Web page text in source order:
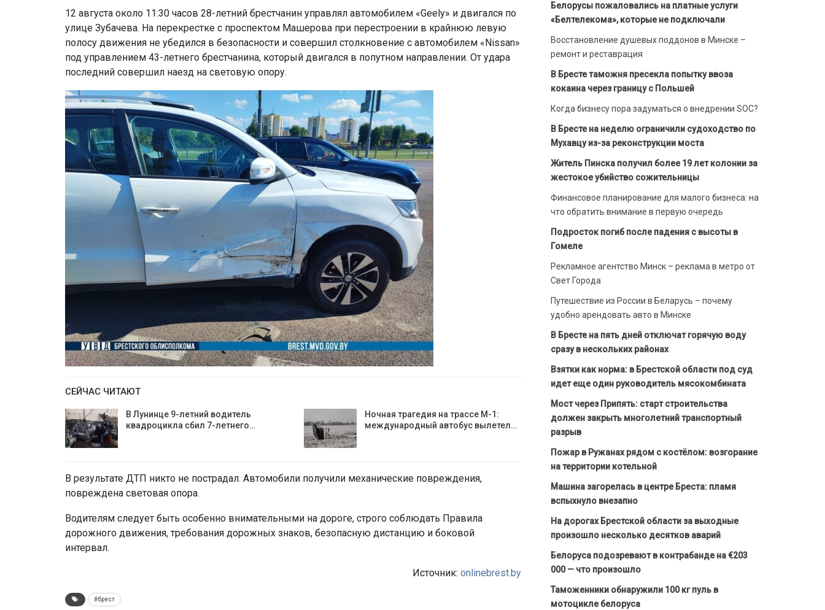
12 августа около 11:30 часов 28-летний брестчанин управлял автомобилем «Geely» и двигался по
улице Зубачева. На перекрестке с проспектом Машерова при перестроении в крайнюю левую
полосу движения не убедился в безопасности и совершил столкновение с автомобилем «Nissan»
под управлением 43-летнего брестчанина, который двигался в попутном направлении. От удара
последний совершил наезд на световую опору.
СЕЙЧАС ЧИТАЮТ
В Лунинце 9-летний водитель
квадроцикла сбил 7-летнего…
Ночная трагедия на трассе М-1:
международный автобус вылетел…
В результате ДТП никто не пострадал. Автомобили получили механические повреждения,
повреждена световая опора.
Водителям следует быть особенно внимательными на дороге, строго соблюдать Правила
дорожного движения, требования дорожных знаков, безопасную дистанцию и боковой
интервал.
Источник: onlinebrest.by
#брест
Белорусы пожаловались на платные услуги
«Белтелекома», которые не подключали
Восстановление душевых поддонов в Минске –
ремонт и реставрация
В Бресте таможня пресекла попытку ввоза
кокаина через границу с Польшей
Когда бизнесу пора задуматься о внедрении SOC?
В Бресте на неделю ограничили судоходство по
Мухавцу из-за реконструкции моста
Житель Пинска получил более 19 лет колонии за
жестокое убийство сожительницы
Финансовое планирование для малого бизнеса: на
что обратить внимание в первую очередь
Подросток погиб после падения с высоты в
Гомеле
Рекламное агентство Минск – реклама в метро от
Свет Города
Путешествие из России в Беларусь – почему
удобно арендовать авто в Минске
В Бресте на пять дней отключат горячую воду
сразу в нескольких районах
Взятки как норма: в Брестской области под суд
идет еще один руководитель мясокомбината
Мост через Припять: старт строительства
должен закрыть многолетний транспортный
разрыв
Пожар в Ружанах рядом с костёлом: возгорание
на территории котельной
Машина загорелась в центре Бреста: пламя
вспыхнуло внезапно
На дорогах Брестской области за выходные
произошло несколько десятков аварий
Белоруса подозревают в контрабанде на €203
000 — что произошло
Таможенники обнаружили 100 кг пуль в
мотоцикле белоруса